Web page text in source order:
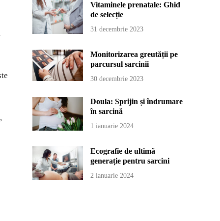
Vitaminele prenatale: Ghid
de selecție
31 decembrie 2023
Monitorizarea greutății pe
parcursul sarcinii
30 decembrie 2023
Doula: Sprijin și îndrumare
în sarcină
1 ianuarie 2024
Ecografie de ultimă
generație pentru sarcini
2 ianuarie 2024